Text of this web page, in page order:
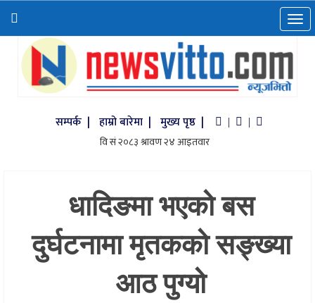
सम्पर्क | हाम्रो बारेमा | मुख्य पृष्ठ | | |
धादिङमा भएको बस
दुर्घटनामा मृतकको सङ्ख्या
आठ पुग्यो